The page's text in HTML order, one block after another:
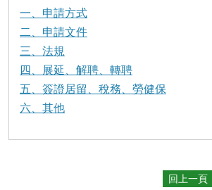
政
策
政
府
網
站
料
一、申請方式
二、申請文件
三、法規
四、展延、解聘、轉聘
五、簽證居留、稅務、勞健保
六、其他
回上一頁